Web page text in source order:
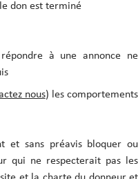
don est terminé
à une annonce ne
nous) les comportements
et sans préavis bloquer ou
qui ne respecterait pas les